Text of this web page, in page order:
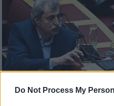
Do Not Process My
Πολάκης - Ακρίτα